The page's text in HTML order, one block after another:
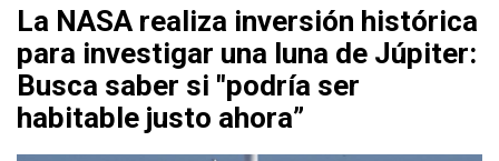
La NASA realiza inversión histórica
para investigar una luna de Júpiter:
Busca saber si "podría ser
habitable justo ahora”